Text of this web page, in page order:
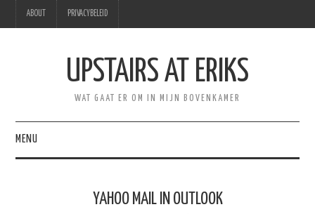
ABOUT PRIVACYBELEID
UPSTAIRS AT ERIKS
WAT GAAT ER OM IN MIJN BOVENKAMER
MENU
YAHOO MAIL IN OUTLOOK